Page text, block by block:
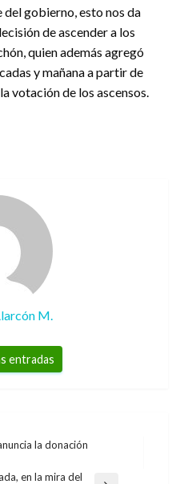
gobierno, esto nos da
de ascender a los
quien además agregó
y mañana a partir de
votación de los ascensos.
M.
entradas
la donación
en la mira del